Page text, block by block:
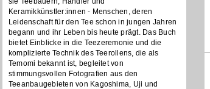
Keramikkünstler:innen - Menschen, deren
Leidenschaft für den Tee schon in jungen Jahren
begann und ihr Leben bis heute prägt. Das Buch
bietet Einblicke in die Teezeremonie und die
komplizierte Technik des Teerollens, die als
Temomi bekannt ist, begleitet von
stimmungsvollen Fotografien aus den
Teeanbaugebieten von Kagoshima, Uji und